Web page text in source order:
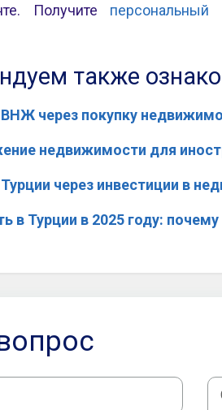
Получите
также
через покупку
недвижимости для
через инвестиции в
в Турции в 2025 году: